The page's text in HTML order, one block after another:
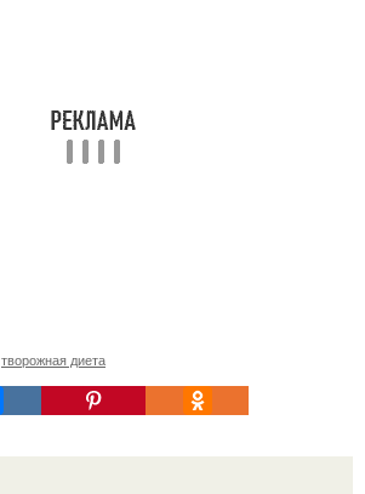
творожная диета